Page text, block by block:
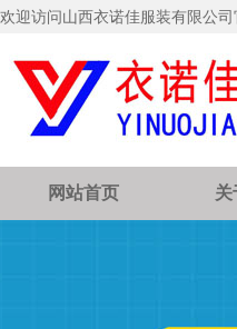
欢迎访问山西衣诺佳服装有限公
网站首页 关